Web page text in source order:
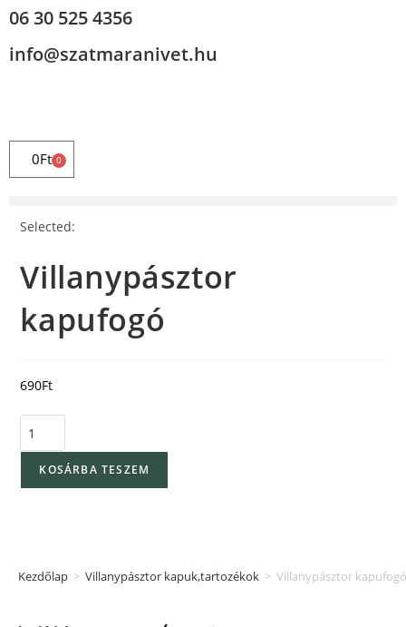
06 30 525 4356
info@szatmaranivet.hu
0Ft 0
Selected:
Villanypásztor
kapufogó
690Ft
KOSÁRBA TESZEM
Kezdőlap > Villanypásztor kapuk,tartozékok > Villanypásztor kapufogó